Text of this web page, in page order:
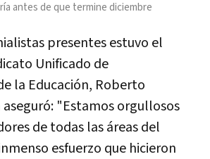
antes de que termine diciembre
presentes estuvo el
Unificado de
la Educación, Roberto
aseguró: "Estamos orgullosos
de todas las áreas del
esfuerzo que hicieron